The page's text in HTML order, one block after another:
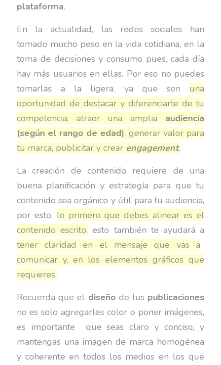
plataforma.
En la actualidad, las redes sociales han
tomado mucho peso en la vida cotidiana, en la
toma de decisiones y consumo pues, cada día
hay más usuarios en ellas. Por eso no puedes
tomarlas a la ligera, ya que son una
oportunidad de destacar y diferenciarte de tu
competencia, atraer una amplia audiencia
(según el rango de edad), generar valor para
tu marca, publicitar y crear engagement.
La creación de contenido requiere de una
buena planificación y estrategía para que tu
contenido sea orgánico y útil para tu audiencia,
por esto, lo primero que debes alinear es el
contenido escrito, esto también te ayudará a
tener claridad en el mensaje que vas a
comunicar y, en los elementos gráficos que
requieres.
Recuerda que el diseño de tus publicaciones
no es solo agregarles color o poner imágenes,
es importante que seas claro y conciso, y
mantengas una imagen de marca homogénea
y coherente en todos los medios en los que